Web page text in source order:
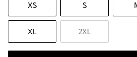
XS S
XL 2XL